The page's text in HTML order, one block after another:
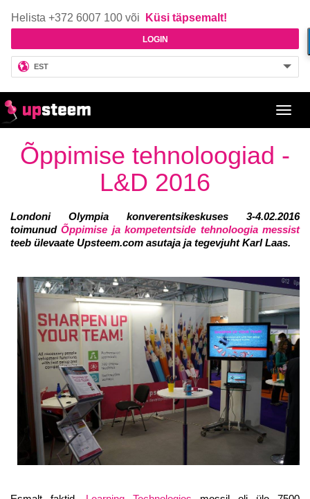
Helista +372 6007 100 või Küsi täpsemalt!
LOGIN
EST
Õppimise tehnoloogiad -
L&D 2016
Londoni Olympia konverentsikeskuses 3-4.02.2016
toimunudÕppimise ja kompetentside tehnoloogia messist
teeb ülevaate Upsteem.com asutaja ja tegevjuht Karl Laas.